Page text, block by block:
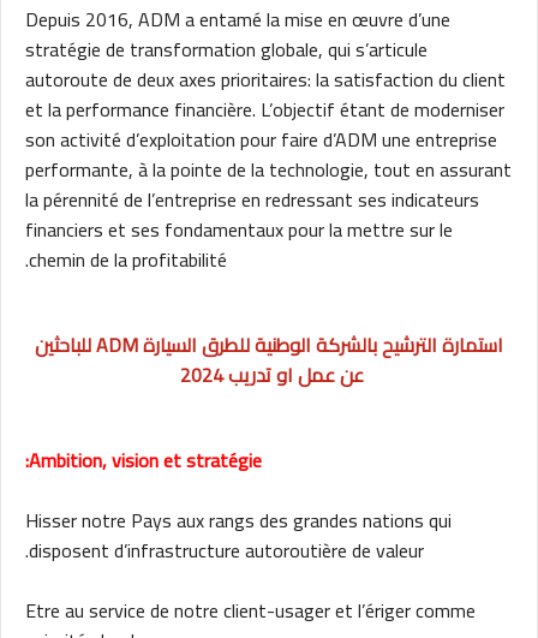
Depuis 2016, ADM a entamé la mise en œuvre d’une
stratégie de transformation globale, qui s’articule
autoroute de deux axes prioritaires: la satisfaction du client
et la performance financière. L’objectif étant de moderniser
son activité d’exploitation pour faire d’ADM une entreprise
performante, à la pointe de la technologie, tout en assurant
la pérennité de l’entreprise en redressant ses indicateurs
financiers et ses fondamentaux pour la mettre sur le
chemin de la profitabilité.
استمارة الترشيح بالشركة الوطنية للطرق السيارة ADM للباحثين
عن عمل او تدريب 2024
Ambition, vision et stratégie:
Hisser notre Pays aux rangs des grandes nations qui
disposent d’infrastructure autoroutière de valeur.
Etre au service de notre client-usager et l’ériger comme